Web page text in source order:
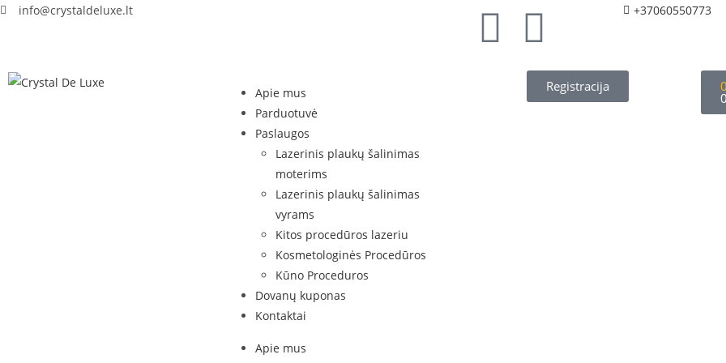
info@crystaldeluxe.lt +37060550773
Apie mus
Parduotuvė
Paslaugos
Lazerinis plaukų šalinimas
moterims
Lazerinis plaukų šalinimas
vyrams
Kitos procedūros lazeriu
Kosmetologinės Procedūros
Kūno Proceduros
Dovanų kuponas
Kontaktai
Apie mus
Registracija
0